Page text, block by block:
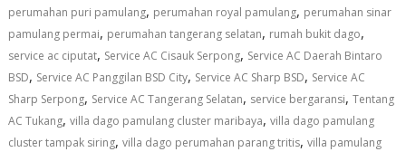
perumahan puri pamulang, perumahan royal pamulang, perumahan sinar
pamulang permai, perumahan tangerang selatan, rumah bukit dago,
service ac ciputat, Service AC Cisauk Serpong, Service AC Daerah Bintaro
BSD, Service AC Panggilan BSD City, Service AC Sharp BSD, Service AC
Sharp Serpong, Service AC Tangerang Selatan, service bergaransi,Tentang
AC Tukang,villa dago pamulang cluster maribaya,villa dago pamulang
cluster tampak siring,villa dago perumahan parang tritis,villa pamulang